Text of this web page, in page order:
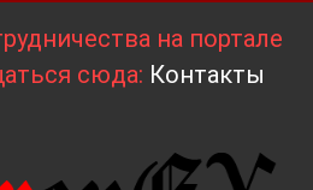
на портале
сюда: Контакты